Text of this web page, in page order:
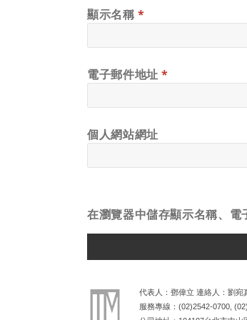
顯示名稱*
電子郵件地址*
個人網站網址
在瀏覽器中儲存顯示名稱、電
代表人：鄧偉立 連絡人：劉宛
服務專線： (02)2542-0700